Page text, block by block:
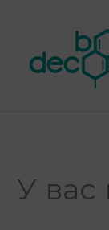
содержимому
У вас